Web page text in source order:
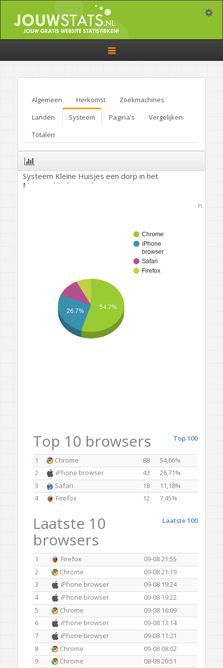
Toggle
navigation
Algemeen Herkomst
Zoekmachines
Landen
Systeem Pagina's
Vergelijken
Totalen
Systeem Kleine Huisjes een dorp in het
Marnegebied, noordwest groningen
Plaatsen
Chrome
iPhone
browser
Safari
Firefox
26.7%
54.7%
Top 100
Top 10 browsers
1 Chrome 88
54,66%
2
iPhone browser 43
26,71%
3
Safari 18
11,18%
4
Firefox 12 7,45%
Laatste 100
Laatste 10
browsers
1 Firefox
09-08 21:55
2
Chrome
09-08 21:19
3
iPhone browser
09-08 19:24
4
iPhone browser
09-08 19:22
5
Chrome
09-08 16:09
6
iPhone browser
09-08 13:14
7
iPhone browser
09-08 11:21
8
Chrome
09-08 08:02
9
Chrome
08-08 20:51